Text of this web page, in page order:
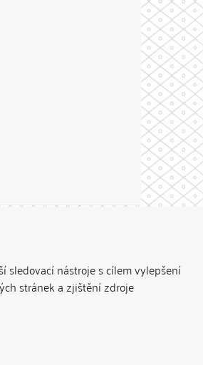
sledovací nástroje s cílem vylepšení
stránek a zjištění zdroje